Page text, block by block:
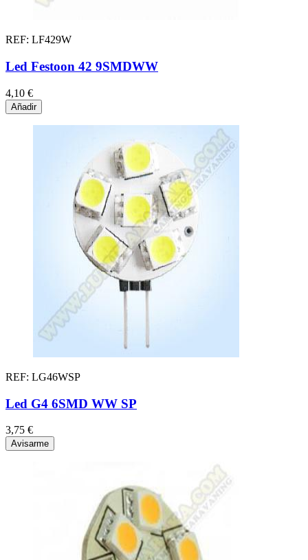
REF: LF429W
Led Festoon 42 9SMDWW
4,10 €
Añadir
REF: LG46WSP
Led G4 6SMD WW SP
3,75 €
Avisarme